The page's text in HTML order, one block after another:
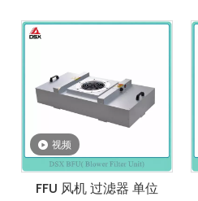
视频
FFU 风机 过滤器 单位